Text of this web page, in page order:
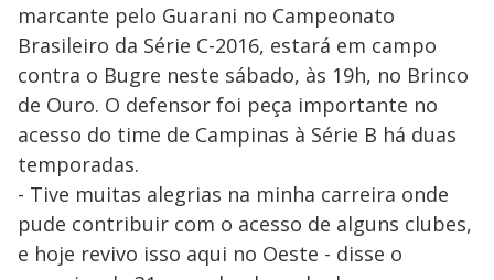
marcante pelo Guarani no Campeonato
Brasileiro da Série C-2016, estará em campo
contra o Bugre neste sábado, às 19h, no Brinco
de Ouro. O defensor foi peça importante no
acesso do time de Campinas à Série B há duas
temporadas.
- Tive muitas alegrias na minha carreira onde
pude contribuir com o acesso de alguns clubes,
e hoje revivo isso aqui no Oeste - disse o